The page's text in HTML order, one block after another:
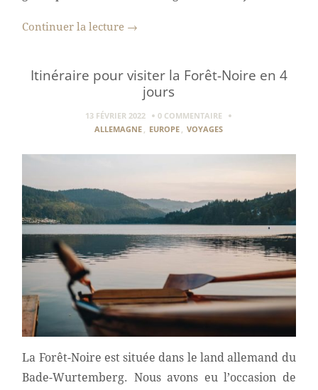
Continuer la lecture →
Itinéraire pour visiter la Forêt-Noire en 4
jours
13 FÉVRIER 2022
0 COMMENTAIRE
ALLEMAGNE , EUROPE , VOYAGES
La Forêt-Noire est située dans le land allemand du
Bade-Wurtemberg. Nous avons eu l’occasion de